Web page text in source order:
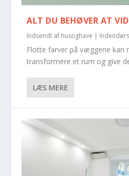
ALT DU BEHØVER AT
Indsendt af husoghave | Indendørs
Flotte farver på væggene kan
transformere et rum og give
LÆS MERE